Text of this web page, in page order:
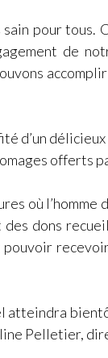
pour tous.
de
d’un
offerts
où l’homme
dons
pouvoir
atteindra
Pelletier,